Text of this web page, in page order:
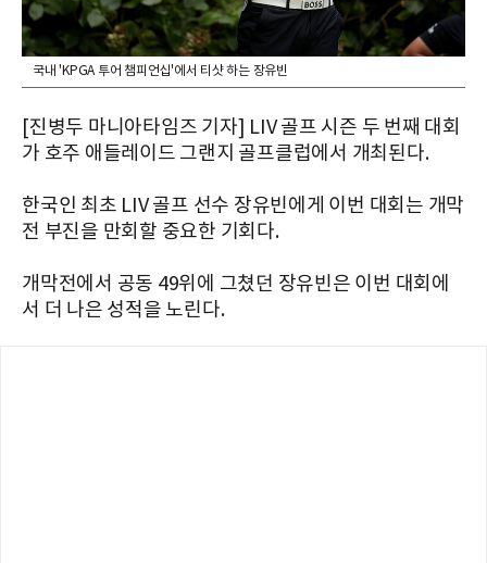
국내 'KPGA 투어 챔피언십'에서 티샷 하는 장유빈
[진병두 마니아타임즈 기자] LIV 골프 시즌 두 번째 대회
가 호주 애들레이드 그랜지 골프클럽에서 개최된다.
한국인 최초 LIV 골프 선수 장유빈에게 이번 대회는 개막
전 부진을 만회할 중요한 기회다.
개막전에서 공동 49위에 그쳤던 장유빈은 이번 대회에
서 더 나은 성적을 노린다.